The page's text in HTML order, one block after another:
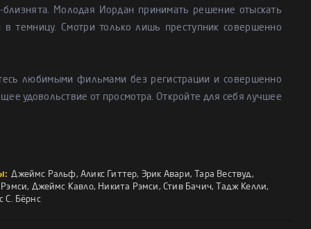
Молодая Иордан принимать решение отыскать
темницу. Смотри только лишь преступник совершенно
любимыми фильмами без регистрации и совершенно
удовольствие от просмотра. Откройте для себя лучшее
Джеймс Ральф,Аликс Гиттер, Эрик Авари, Тара Вествуд,
, Джеймс Кавло, Никита Рэмси, Стив Бачич, Тадж Келли,
С. Бёрнс